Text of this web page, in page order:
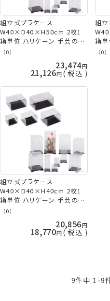
組立式プラケース
W40×D40×H50cm 2枚1
箱単位 ハリケーン 手芸の山
久
（0）
23,474
21,126 税込
組立
箱
久
（0）
組立式プラケース
W40×D40×H40cm 2枚1
箱単位 ハリケーン 手芸の山
久
（0）
20,856
18,770 税込
9件中 1 -9